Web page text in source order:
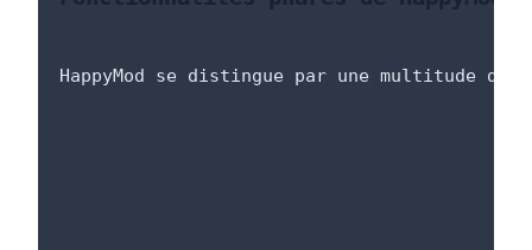
HappyMod se distingue par une multitude